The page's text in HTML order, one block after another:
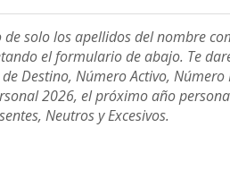
de solo los apellidos del nombre
el formulario de abajo. Te
Destino, Número Activo, Número
2026, el próximo año
Neutros y Excesivos.